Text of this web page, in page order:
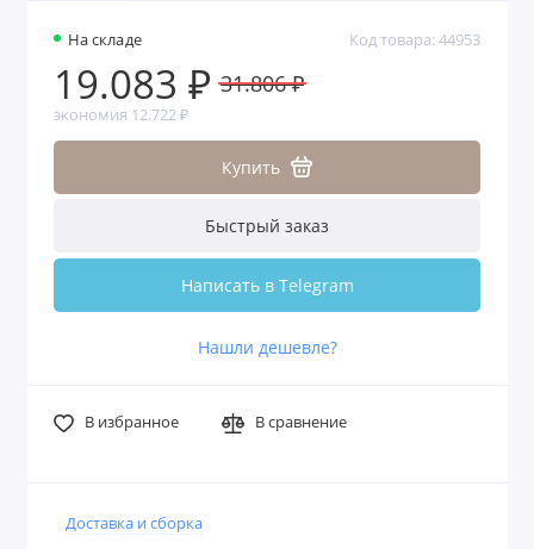
На складе Код товара: 44953
19.083 ₽ 31.806 ₽
экономия 12.722 ₽
Купить
Быстрый заказ
Написать в Telegram
Нашли дешевле?
В избранное В сравнение
Доставка и сборка